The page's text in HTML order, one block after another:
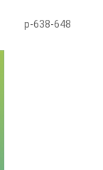
p-638-648